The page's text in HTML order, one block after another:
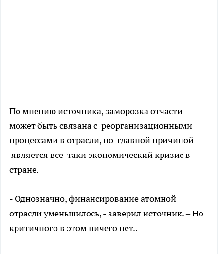
По мнению источника, заморозка отчасти
может быть связана с реорганизационными
процессами в отрасли, но главной причиной
является все-таки экономический кризис в
стране.
- Однозначно, финансирование атомной
отрасли уменьшилось, - заверил источник. – Но
критичного в этом ничего нет..